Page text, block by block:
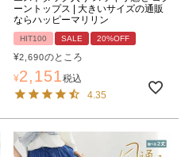
ーントップス | 大きいサイズの通販
ならハッピーマリリン
HIT100 SALE 20%OFF
¥2,690のところ
¥2,151税込
4.35